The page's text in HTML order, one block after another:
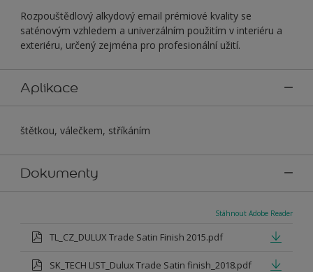
Rozpouštědlový alkydový email prémiové kvality se
saténovým vzhledem a univerzálním použitím v interiéru a
exteriéru, určený zejména pro profesionální užití.
Aplikace
štětkou, válečkem, stříkáním
Dokumenty
Stáhnout Adobe Reader
TL_CZ_DULUX Trade Satin Finish 2015.pdf
SK_TECH LIST_Dulux Trade Satin finish_2018.pdf